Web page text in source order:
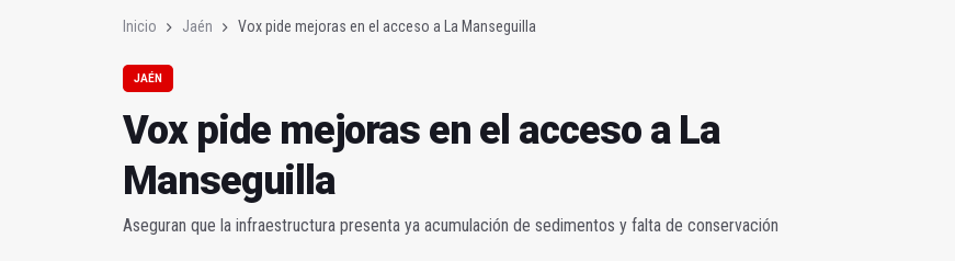
Inicio Jaén Vox pide mejoras en el acceso a La Manseguilla
JAÉN
Vox pide mejoras en el acceso a La
Manseguilla
Aseguran que la infraestructura presenta ya acumulación de sedimentos y falta de conservación